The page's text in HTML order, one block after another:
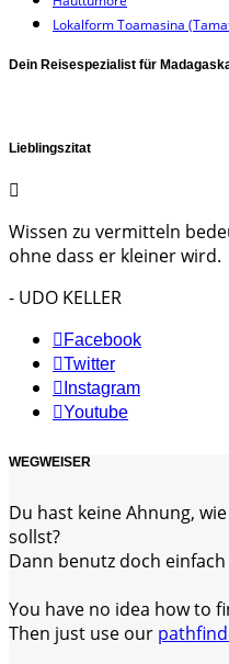
Lokalform Toamasina
Dein Reisespezialist für
Lieblingszitat
Wissen zu vermitteln
ohne dass er kleiner wird.
- UDO KELLER
Facebook
Twitter
Instagram
Youtube
WEGWEISER
Du hast keine Ahnung,
sollst?
Dann benutz doch
You have no idea how to
Then just use our